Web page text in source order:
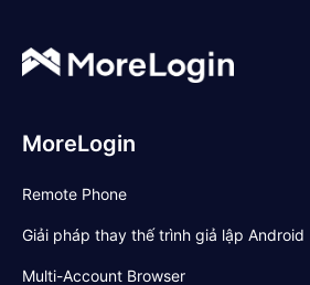
MoreLogin
Remote Phone
Giải pháp thay thế trình giả lập Android
Multi-Account Browser